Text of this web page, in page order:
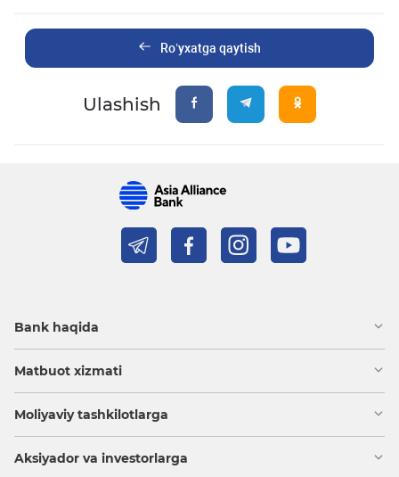
Ro’yxatga qaytish
Ulashish
Bank haqida
Matbuot xizmati
Moliyaviy tashkilotlarga
Aksiyador va investorlarga